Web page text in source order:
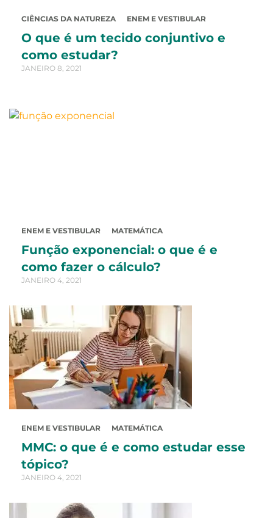
CIÊNCIAS DA NATUREZA ENEM E VESTIBULAR
O que é um tecido conjuntivo e
como estudar?
JANEIRO 8, 2021
ENEM E VESTIBULAR MATEMÁTICA
Função exponencial: o que é e
como fazer o cálculo?
JANEIRO 4, 2021
ENEM E VESTIBULAR MATEMÁTICA
MMC: o que é e como estudar esse
tópico?
JANEIRO 4, 2021